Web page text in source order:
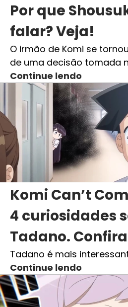
Por que
falar? Veja!
O irmão de Komi se
de uma decisão tomada
Continue lendo
Komi Can’t
4 curiosidades
Tadano.
Tadano é mais
Continue lendo